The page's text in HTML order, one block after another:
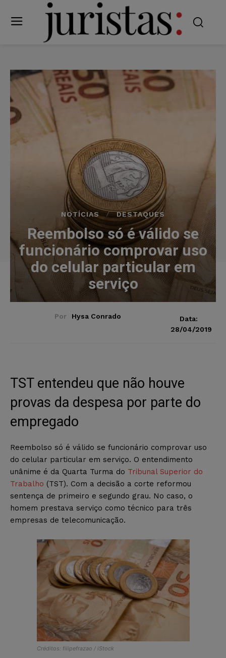
NOTÍCIAS DESTAQUES
Reembolso só é válido se
funcionário comprovar uso
do celular particular em
serviço
Por Hysa Conrado
Data:
28/04/2019
TST entendeu que não houve
provas da despesa por parte do
empregado
Reembolso só é válido se funcionário comprovar uso
do celular particular em serviço. O entendimento
unânime é da Quarta Turma do Tribunal Superior do
Trabalho (TST). Com a decisão a corte reformou
sentença de primeiro e segundo grau. No caso, o
homem prestava serviço como técnico para três
empresas de telecomunicação.
Créditos: filipefrazao / iStock